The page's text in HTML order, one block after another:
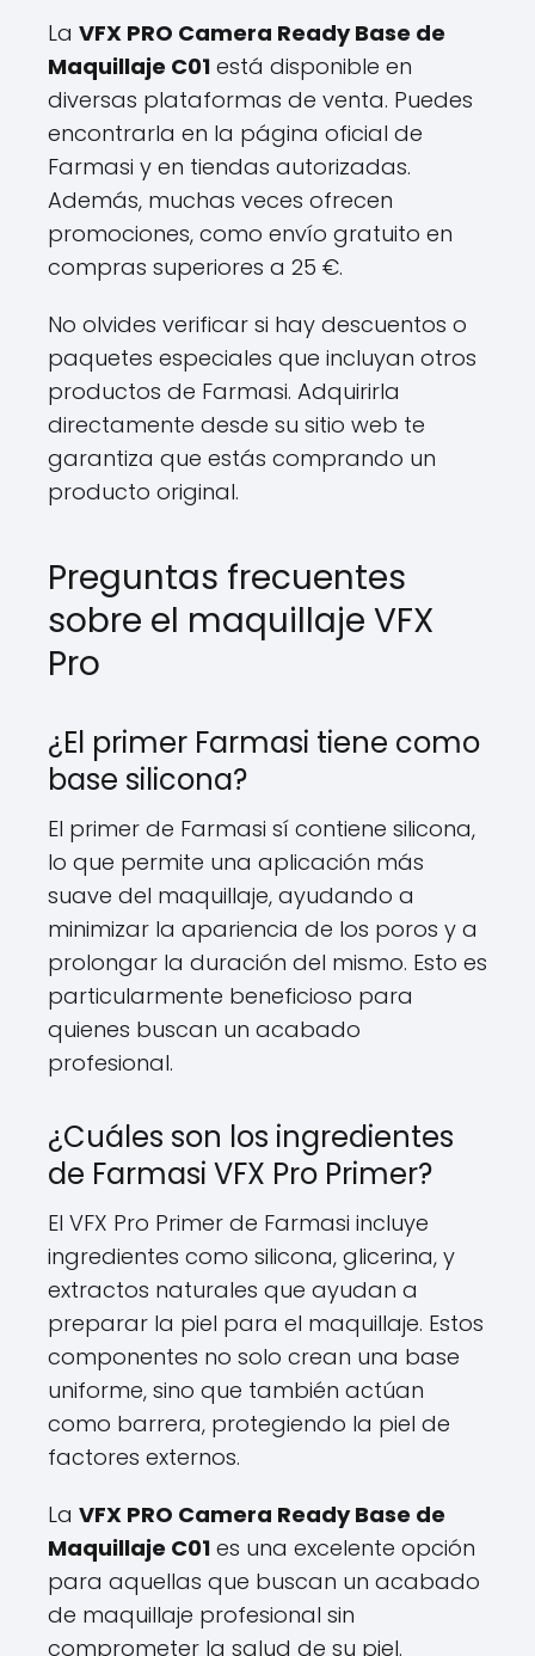
La VFX PRO Camera Ready Base de
Maquillaje C01 está disponible en
diversas plataformas de venta. Puedes
encontrarla en la página oficial de
Farmasi y en tiendas autorizadas.
Además, muchas veces ofrecen
promociones, como envío gratuito en
compras superiores a 25 €.
No olvides verificar si hay descuentos o
paquetes especiales que incluyan otros
productos de Farmasi. Adquirirla
directamente desde su sitio web te
garantiza que estás comprando un
producto original.
Preguntas frecuentes
sobre el maquillaje VFX
Pro
¿El primer Farmasi tiene como
base silicona?
El primer de Farmasi sí contiene silicona,
lo que permite una aplicación más
suave del maquillaje, ayudando a
minimizar la apariencia de los poros y a
prolongar la duración del mismo. Esto es
particularmente beneficioso para
quienes buscan un acabado
profesional.
¿Cuáles son los ingredientes
de Farmasi VFX Pro Primer?
El VFX Pro Primer de Farmasi incluye
ingredientes como silicona, glicerina, y
extractos naturales que ayudan a
preparar la piel para el maquillaje. Estos
componentes no solo crean una base
uniforme, sino que también actúan
como barrera, protegiendo la piel de
factores externos.
La VFX PRO Camera Ready Base de
Maquillaje C01 es una excelente opción
para aquellas que buscan un acabado
de maquillaje profesional sin
comprometer la salud de su piel.